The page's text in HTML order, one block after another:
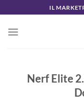
ai
contenuti
IL
Nerf Elite